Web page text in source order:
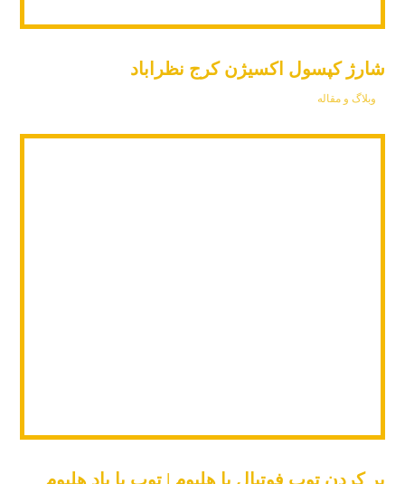
شارژ کپسول اکسیژن کرج نظراباد
وبلاگ و مقاله
پر کردن توپ فوتبال با هلیوم | توپ با باد هلیوم